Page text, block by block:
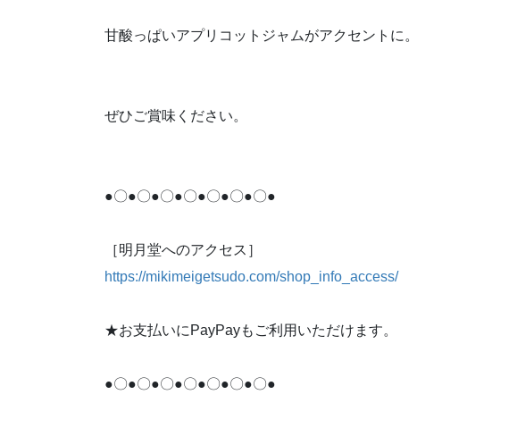
甘酸っぱいアプリコットジャムがアクセントに。
ぜひご賞味ください。
●〇●〇●〇●〇●〇●〇●〇●
［明月堂へのアクセス］
https://mikimeigetsudo.com/shop_info_access/
★お支払いにPayPayもご利用いただけます。
●〇●〇●〇●〇●〇●〇●〇●